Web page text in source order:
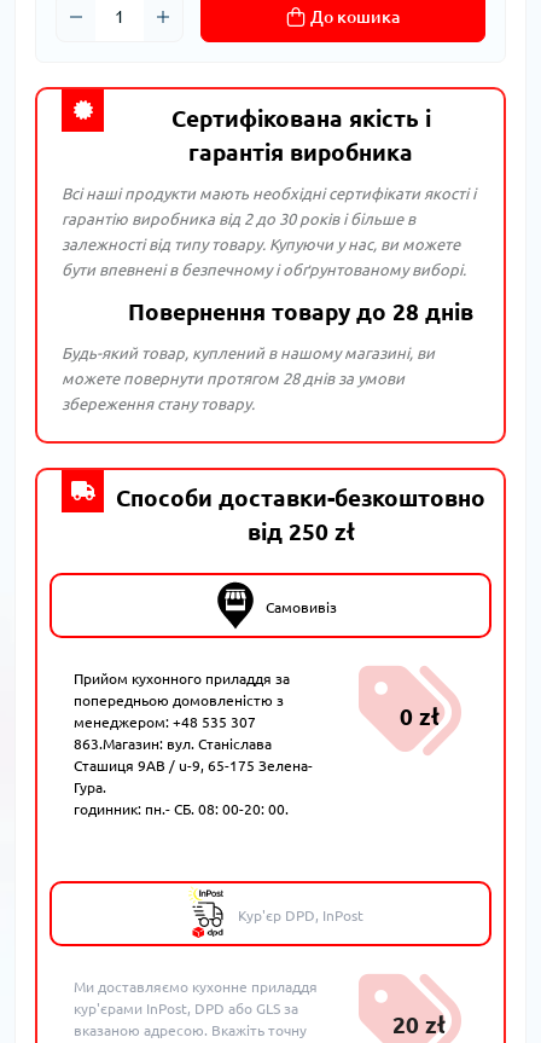
До кошика
Сертифікована якість і
гарантія виробника
Всі наші продукти мають необхідні сертифікати якості і
гарантію виробника від 2 до 30 років і більше в
залежності від типу товару. Купуючи у нас, ви можете
бути впевнені в безпечному і обґрунтованому виборі.
Повернення товару до 28 днів
Будь-який товар, куплений в нашому магазині, ви
можете повернути протягом 28 днів за умови
збереження стану товару.
Способи доставки-безкоштовно
від 250 zł
Самовивіз
Прийом кухонного приладдя за
попередньою домовленістю з
менеджером: +48 535 307
863.Магазин: вул. Станіслава
Сташиця 9AB / u-9, 65-175 Зелена-
Гура.
годинник: пн.- СБ. 08: 00-20: 00.
0 zł
Кур'єр DPD, InPost
Ми доставляємо кухонне приладдя
кур'єрами InPost, DPD або GLS за
вказаною адресою. Вкажіть точну
20 zł